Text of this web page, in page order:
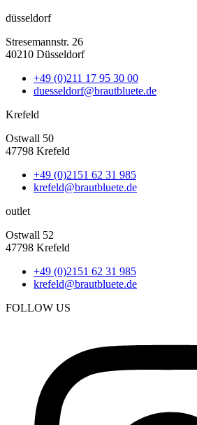
düsseldorf
Stresemannstr. 26
40210 Düsseldorf
+49 (0)211 17 95 30 00
duesseldorf@brautbluete.de
Krefeld
Ostwall 50
47798 Krefeld
+49 (0)2151 62 31 985
krefeld@brautbluete.de
outlet
Ostwall 52
47798 Krefeld
+49 (0)2151 62 31 985
krefeld@brautbluete.de
FOLLOW US